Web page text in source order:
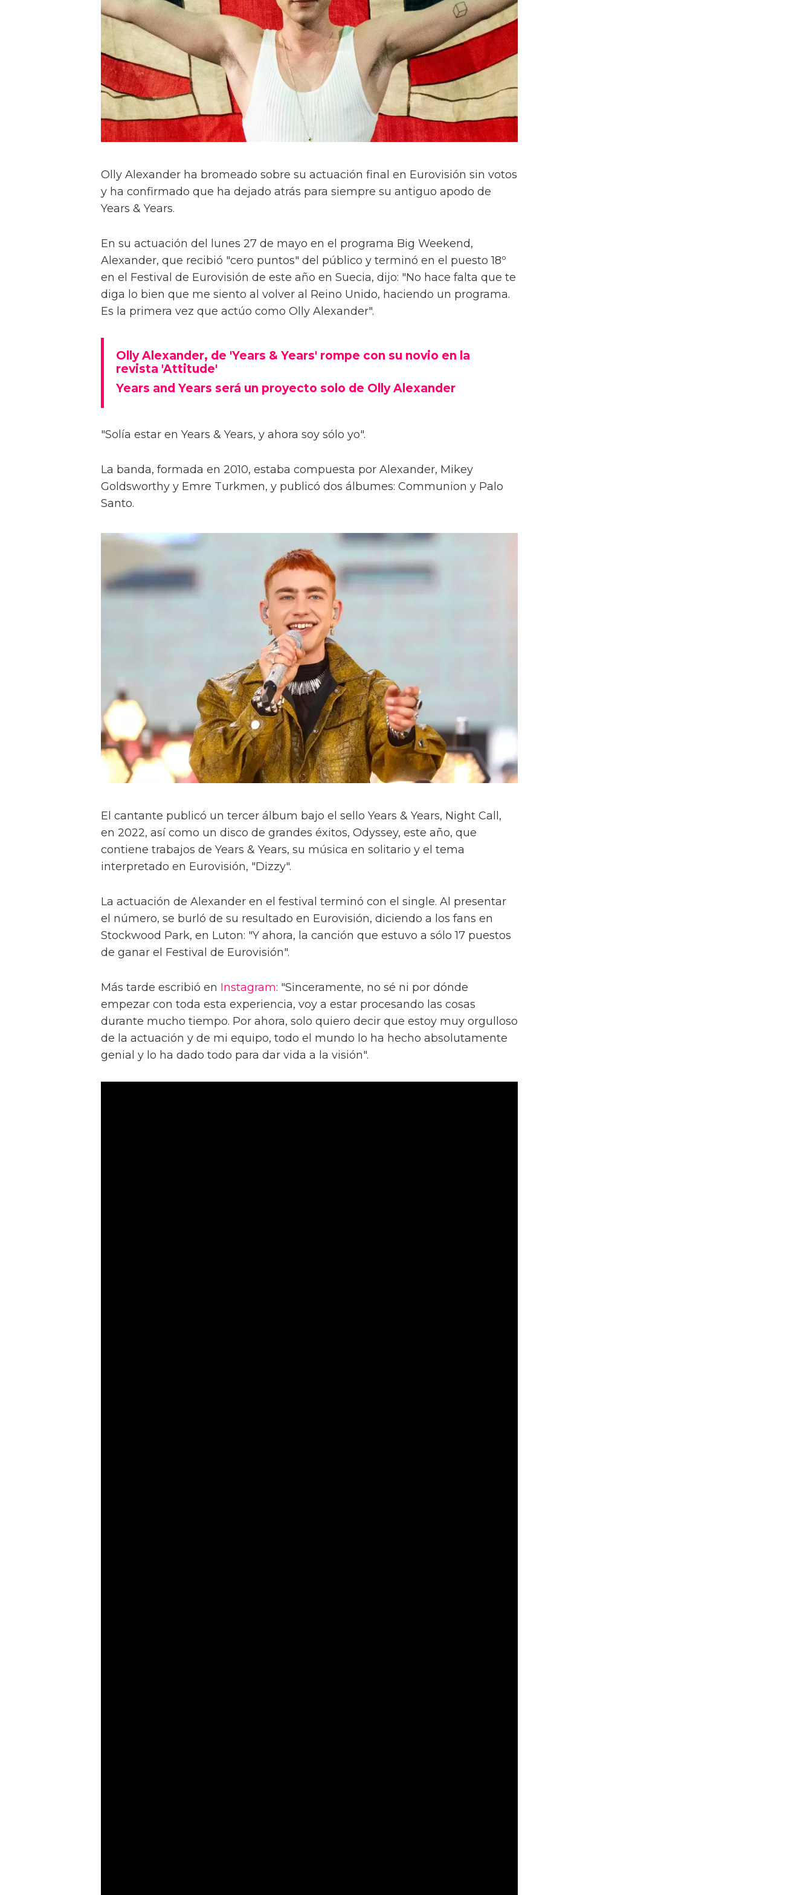
Olly Alexander ha bromeado sobre su actuación final en Eurovisión sin votos
y ha confirmado que ha dejado atrás para siempre su antiguo apodo de
Years & Years.
En su actuación del lunes 27 de mayo en el programa Big Weekend,
Alexander, que recibió "cero puntos" del público y terminó en el puesto 18º
en el Festival de Eurovisión de este año en Suecia, dijo: "No hace falta que te
diga lo bien que me siento al volver al Reino Unido, haciendo un programa.
Es la primera vez que actúo como Olly Alexander".
Olly Alexander, de 'Years & Years' rompe con su novio en la
revista 'Attitude'
Years and Years será un proyecto solo de Olly Alexander
"Solía estar en Years & Years, y ahora soy sólo yo".
La banda, formada en 2010, estaba compuesta por Alexander, Mikey
Goldsworthy y Emre Turkmen, y publicó dos álbumes: Communion y Palo
Santo.
El cantante publicó un tercer álbum bajo el sello Years & Years, Night Call,
en 2022, así como un disco de grandes éxitos, Odyssey, este año, que
contiene trabajos de Years & Years, su música en solitario y el tema
interpretado en Eurovisión, "Dizzy".
La actuación de Alexander en el festival terminó con el single. Al presentar
el número, se burló de su resultado en Eurovisión, diciendo a los fans en
Stockwood Park, en Luton: "Y ahora, la canción que estuvo a sólo 17 puestos
de ganar el Festival de Eurovisión".
Más tarde escribió en Instagram: "Sinceramente, no sé ni por dónde
empezar con toda esta experiencia, voy a estar procesando las cosas
durante mucho tiempo. Por ahora, solo quiero decir que estoy muy orgulloso
de la actuación y de mi equipo, todo el mundo lo ha hecho absolutamente
genial y lo ha dado todo para dar vida a la visión".